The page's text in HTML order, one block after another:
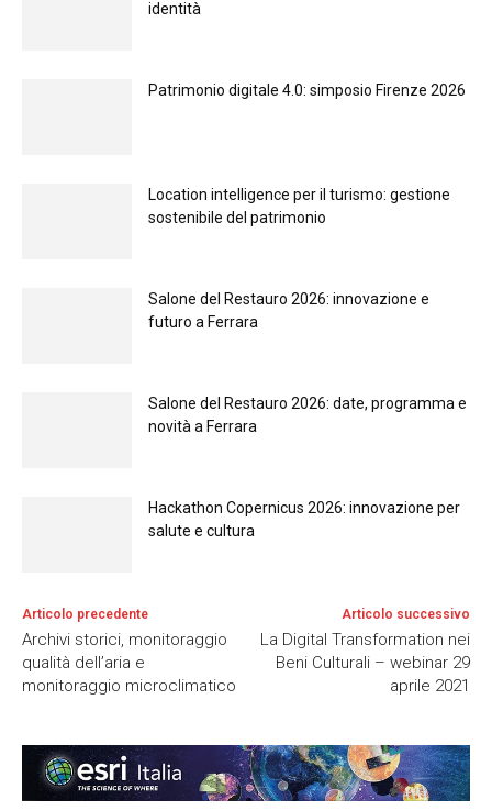
identità
Patrimonio digitale 4.0: simposio Firenze 2026
Location intelligence per il turismo: gestione
sostenibile del patrimonio
Salone del Restauro 2026: innovazione e
futuro a Ferrara
Salone del Restauro 2026: date, programma e
novità a Ferrara
Hackathon Copernicus 2026: innovazione per
salute e cultura
Articolo precedente
Archivi storici, monitoraggio
qualità dell’aria e
monitoraggio microclimatico
Articolo successivo
La Digital Transformation nei
Beni Culturali – webinar 29
aprile 2021